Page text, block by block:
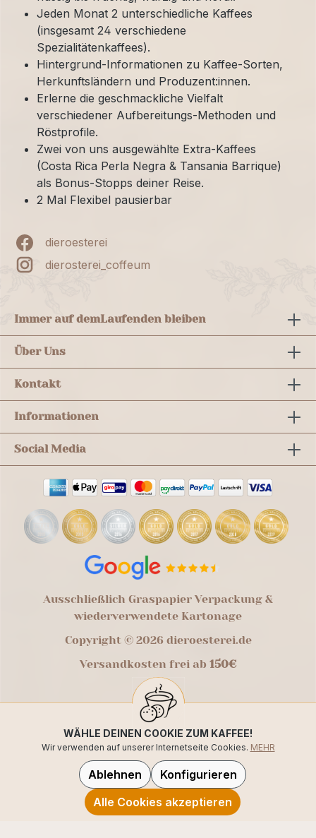
Jeden Monat 2 unterschiedliche Kaffees
(insgesamt 24 verschiedene
Spezialitätenkaffees).
Hintergrund-Informationen zu Kaffee-Sorten,
Herkunftsländern und Produzent:innen.
Erlerne die geschmackliche Vielfalt
verschiedener Aufbereitungs-Methoden und
Röstprofile.
Zwei von uns ausgewählte Extra-Kaffees
(Costa Rica Perla Negra & Tansania Barrique)
als Bonus-Stopps deiner Reise.
2 Mal Flexibel pausierbar
dieroesterei
dierosterei_coffeum
Immer auf demLaufenden bleiben
Über Uns
Kontakt
Informationen
Social Media
Ausschließlich Graspapier Verpackung &
wiederverwendete Kartonage
Copyright © 2026 dieroesterei.de
Versandkosten frei ab 150€
WÄHLE DEINEN COOKIE ZUM KAFFEE!
Wir verwenden auf unserer Internetseite Cookies. MEHR
Ablehnen
Konfigurieren
Alle Cookies akzeptieren